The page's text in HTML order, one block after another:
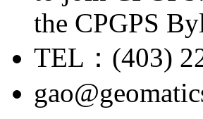
the CPGPS
TEL：(403)